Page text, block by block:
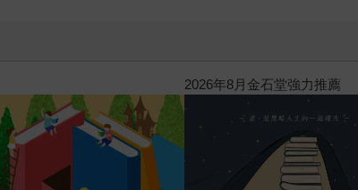
三采童書滿額送防水袋